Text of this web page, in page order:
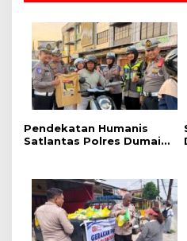
Pendekatan Humanis
Satlantas Polres Dumai,
Edukasi Langsung di
Tengah Masyarakat